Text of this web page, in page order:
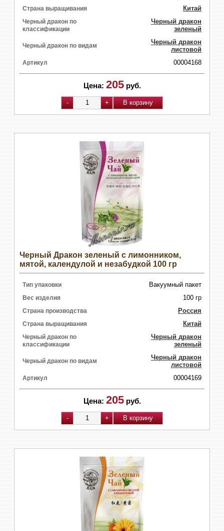
Страна выращивания Китай
Черный дракон по
классификации
Черный дракон
зеленый
Черный дракон по видам
Черный дракон
листовой
Артикул 00004168
Цена: 205 руб.
Черный Дракон зеленый с лимонником,
мятой, календулой и незабудкой 100 гр
Тип упаковки Вакуумный пакет
Вес изделия 100 гр
Страна производства Россия
Страна выращивания Китай
Черный дракон по
классификации
Черный дракон
зеленый
Черный дракон по видам
Черный дракон
листовой
Артикул 00004169
Цена: 205 руб.